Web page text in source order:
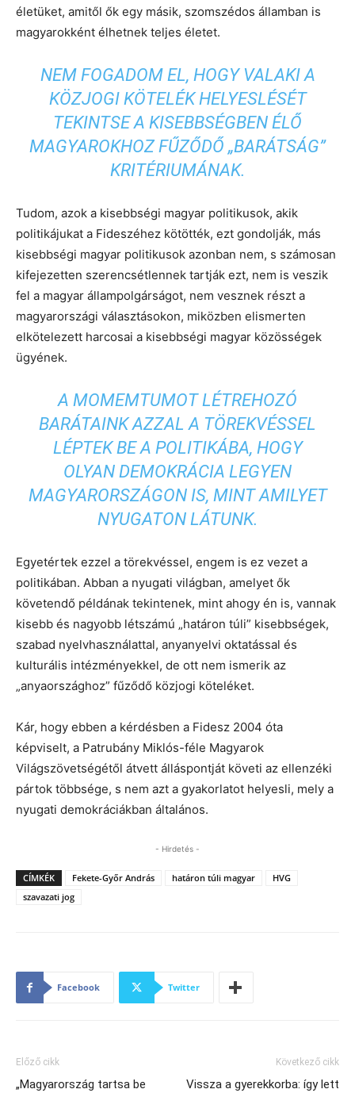
életüket, amitől ők egy másik, szomszédos államban is
magyarokként élhetnek teljes életet.
NEM FOGADOM EL, HOGY VALAKI A
KÖZJOGI KÖTELÉK HELYESLÉSÉT
TEKINTSE A KISEBBSÉGBEN ÉLŐ
MAGYAROKHOZ FŰZŐDŐ „BARÁTSÁG”
KRITÉRIUMÁNAK.
Tudom, azok a kisebbségi magyar politikusok, akik
politikájukat a Fideszéhez kötötték, ezt gondolják, más
kisebbségi magyar politikusok azonban nem, s számosan
kifejezetten szerencsétlennek tartják ezt, nem is veszik
fel a magyar állampolgárságot, nem vesznek részt a
magyarországi választásokon, miközben elismerten
elkötelezett harcosai a kisebbségi magyar közösségek
ügyének.
A MOMEMTUMOT LÉTREHOZÓ
BARÁTAINK AZZAL A TÖREKVÉSSEL
LÉPTEK BE A POLITIKÁBA, HOGY
OLYAN DEMOKRÁCIA LEGYEN
MAGYARORSZÁGON IS, MINT AMILYET
NYUGATON LÁTUNK.
Egyetértek ezzel a törekvéssel, engem is ez vezet a
politikában. Abban a nyugati világban, amelyet ők
követendő példának tekintenek, mint ahogy én is, vannak
kisebb és nagyobb létszámú „határon túli” kisebbségek,
szabad nyelvhasználattal, anyanyelvi oktatással és
kulturális intézményekkel, de ott nem ismerik az
„anyaországhoz” fűződő közjogi köteléket.
Kár, hogy ebben a kérdésben a Fidesz 2004 óta
képviselt, a Patrubány Miklós-féle Magyarok
Világszövetségétől átvett álláspontját követi az ellenzéki
pártok többsége, s nem azt a gyakorlatot helyesli, mely a
nyugati demokráciákban általános.
- Hirdetés -
CÍMKÉK Fekete-Győr András határon túli magyar
HVG
szavazati jog
Facebook Twitter
Előző cikk
„Magyarország tartsa be
Következő cikk
Vissza a gyerekkorba: így lett